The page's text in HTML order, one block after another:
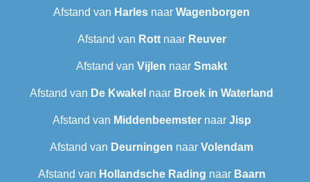
Afstand van Harles naar Wagenborgen
Afstand van Rottnaar Reuver
Afstand van Vijlen naar Smakt
Afstand van De Kwakel naar Broek in Waterland
Afstand van Middenbeemsternaar Jisp
Afstand van Deurningen naar Volendam
Afstand van Hollandsche Rading naar Baarn